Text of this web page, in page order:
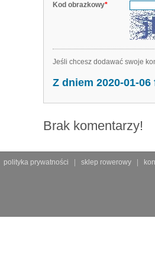
Kod obrazkowy*
Jeśli chcesz dodawać swoje
Z dniem 2020-01-
Brak komentarzy!
polityka prywatności sklep rowerowy